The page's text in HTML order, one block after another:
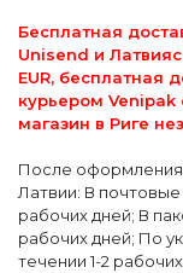
Бесплатная
Unisend и
EUR, бесплатная
курьером Venipak
магазин в Риге
После оформления
Латвии: В
рабочих дней; В
рабочих дней; По
течении 1-2